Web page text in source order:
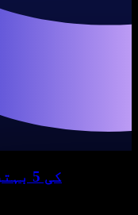
2026 کی 5 بہترین وائس ایجنٹ کمپنیاں